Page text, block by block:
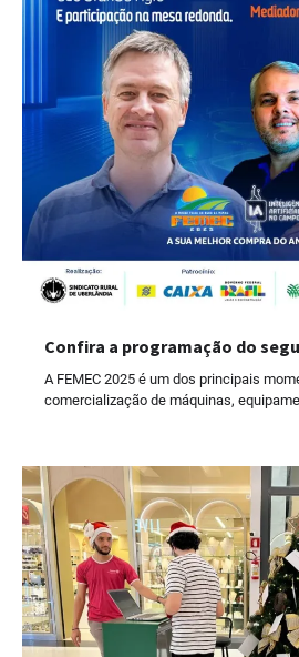
Confira a programação do
A FEMEC 2025 é um dos principais
comercialização de máquinas,